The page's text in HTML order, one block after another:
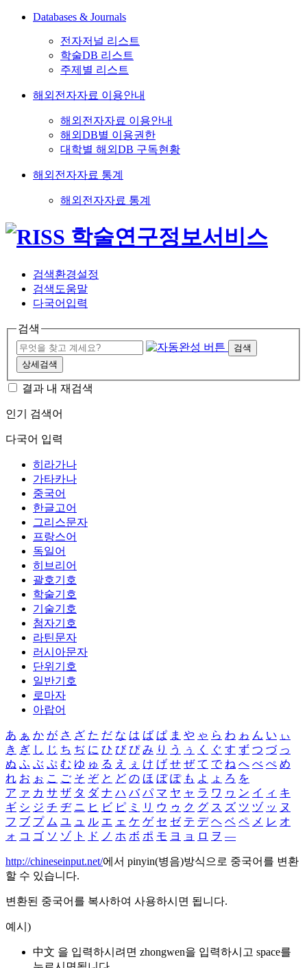
Databases & Journals
전자저널 리스트
학술DB 리스트
주제별 리스트
해외전자자료 이용안내
해외전자자료 이용안내
해외DB별 이용권한
대학별 해외DB 구독현황
해외전자자료 통계
해외전자자료 통계
검색환경설정
검색도움말
다국어입력
검색
검색
상세검색
결과 내 재검색
인기 검색어
다국어 입력
히라가나
가타카나
중국어
한글고어
그리스문자
프랑스어
독일어
히브리어
괄호기호
학술기호
기술기호
첨자기호
라틴문자
러시아문자
단위기호
일반기호
로마자
아랍어
あ ぁ か が さ ざ た だ な は ば ぱ ま や ゃ ら わ ゎ ん い ぃ
き ぎ し じ ち ぢ に ひ び ぴ み り う ぅ く ぐ す ず つ づ っ
ぬ ふ ぶ ぷ む ゆ ゅ る え ぇ け げ せ ぜ て で ね へ べ ぺ め
れ お ぉ こ ご そ ぞ と ど の ほ ぼ ぽ も よ ょ ろ を
ア ァ カ サ ザ タ ダ ナ ハ バ パ マ ヤ ャ ラ ワ ヮ ン イ ィ キ
ギ シ ジ チ ヂ ニ ヒ ビ ピ ミ リ ウ ゥ ク グ ス ズ ツ ヅ ッ ヌ
フ ブ プ ム ユ ュ ル エ ェ ケ ゲ セ ゼ テ デ ヘ ベ ペ メ レ オ
ォ コ ゴ ソ ゾ ト ド ノ ホ ボ ポ モ ヨ ョ ロ ヲ ―
http://chineseinput.net/에서 pinyin(병음)방식으로 중국어를 변환
할 수 있습니다.
변환된 중국어를 복사하여 사용하시면 됩니다.
예시)
中文 을 입력하시려면 zhongwen을 입력하시고 space를